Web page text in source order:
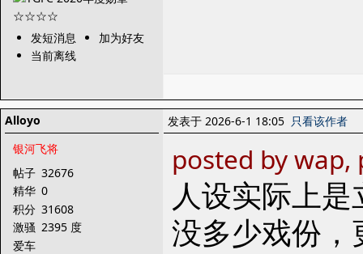
发短消息
加为好友
当前离线
Alloyo
银河飞将
帖子 32676
精华 0
积分 31608
激骚 2395 度
爱车
发表于 2026-6-1 18:05 只看该作者
posted by
人设实际上
没多少戏份